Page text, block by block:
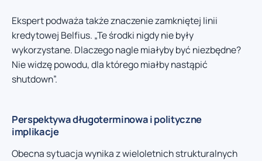
Ekspert podważa także znaczenie zamkniętej linii
kredytowej Belfius. „Te środki nigdy nie były
wykorzystane. Dlaczego nagle miałyby być niezbędne?
Nie widzę powodu, dla którego miałby nastąpić
shutdown”.
Perspektywa długoterminowa i polityczne
implikacje
Obecna sytuacja wynika z wieloletnich strukturalnych